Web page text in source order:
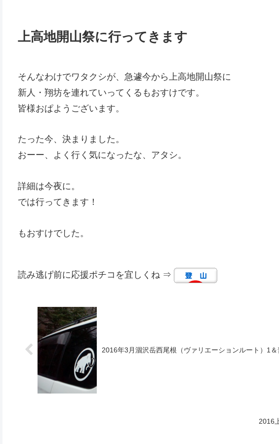
上高地開山祭に行ってきます
そんなわけでワタクシが、急遽今から上高地開山祭に
新人・翔坊を連れていってくるもおすけです。
皆様おぱようございます。
たった今、決まりました。
おーー、よく行く気になったな、アタシ。
詳細は今夜に。
では行ってきます！
もおすけでした。
読み逃げ前に応援ポチコを宜しくね ⇒
2016年3月涸沢岳西尾根（ヴァリエーションルート）1
2016